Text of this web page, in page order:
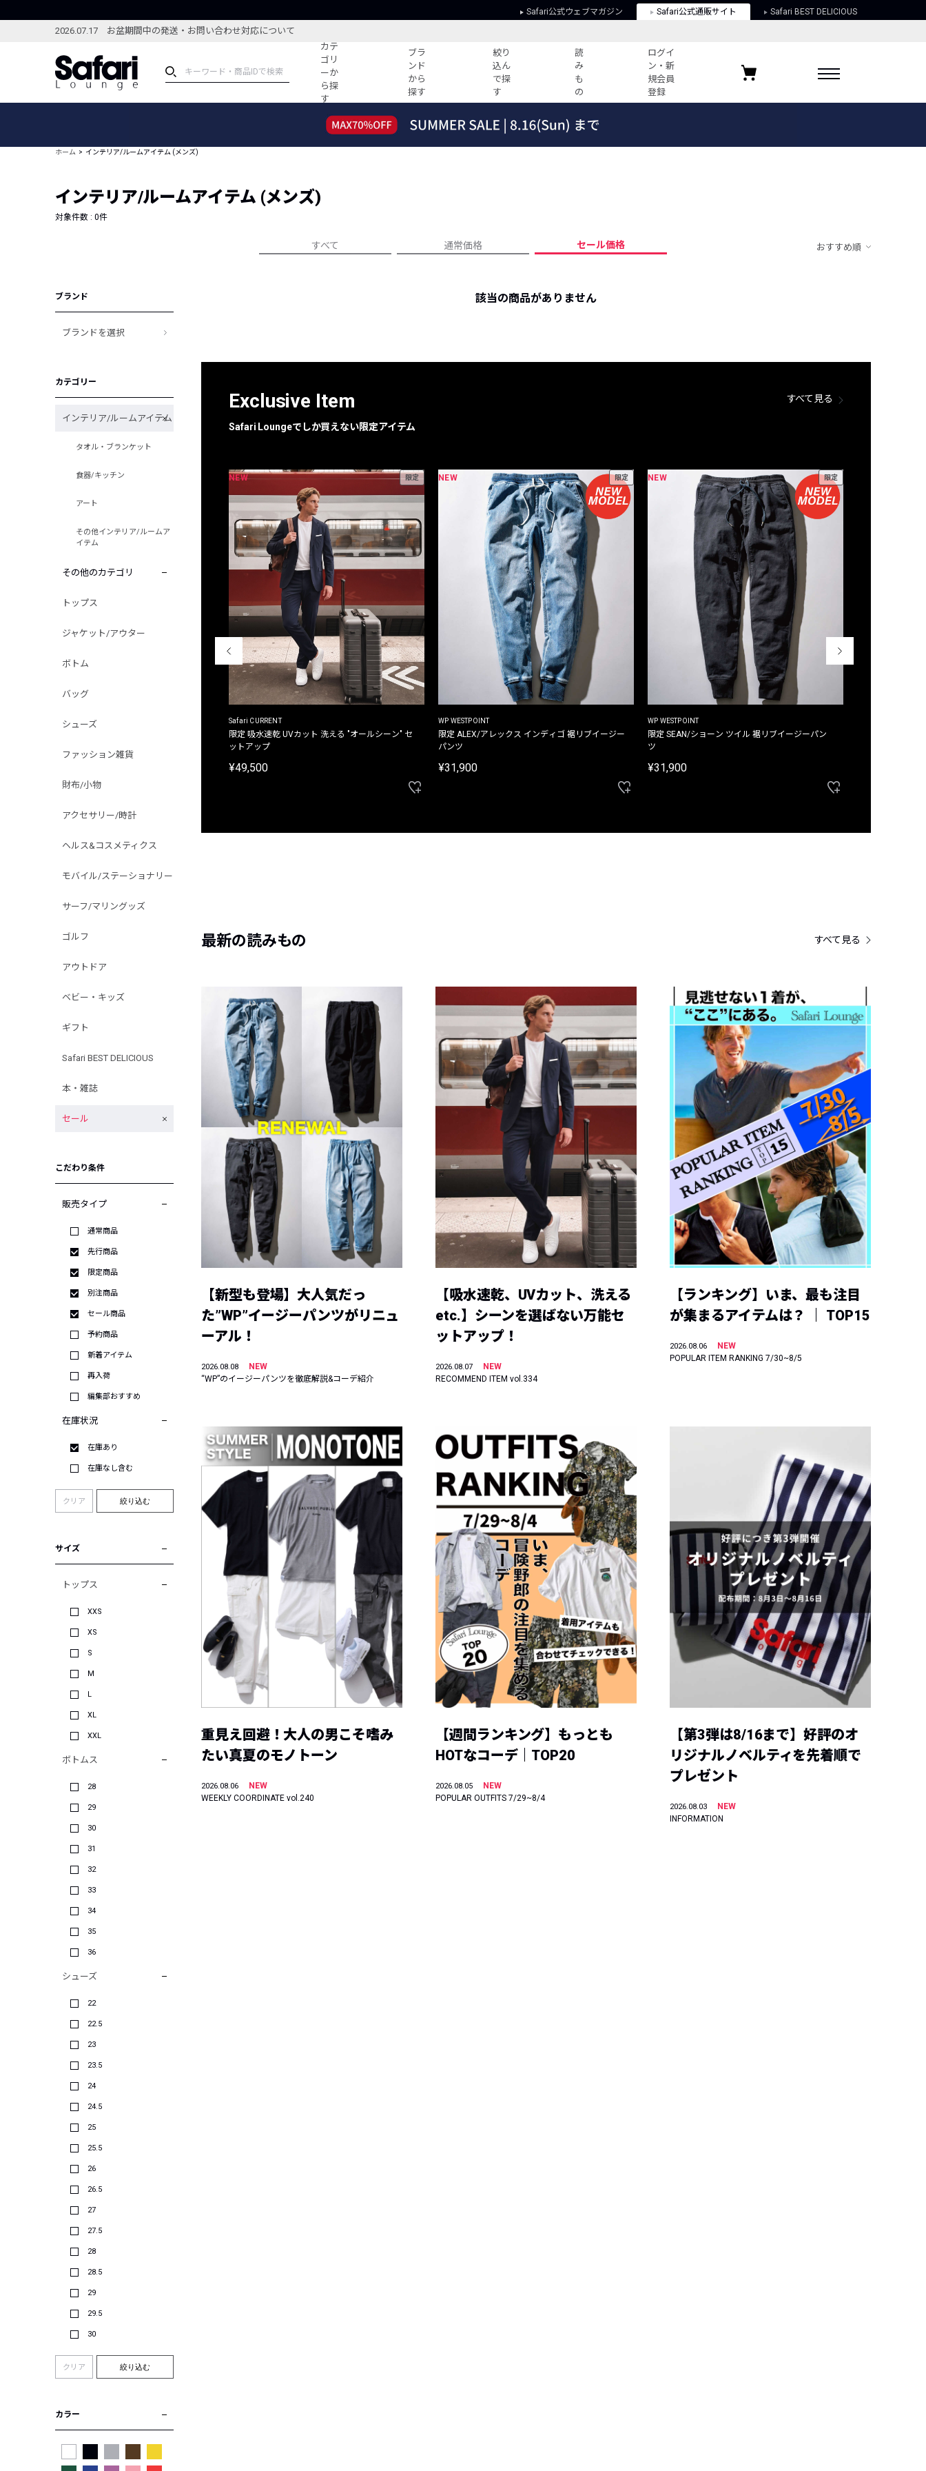
Safari公式ウェブマガジン Safari公式通販サイト Safari BEST DELICIOUS
2026.07.17 お盆期間中の発送・お問い合わせ対応について
カテ
ゴリ
ーか
ら探
す
ブラ
ンド
から
探す
絞り
込ん
で探
す
読
み
も
の
ログイ
ン・新
規会員
登録
ブランドから探す
新着アイテム
編集部のおすすめアイテム
コーディネート
すべての記事
人気記事ランキング
フォーカスブランド
プライバシーポリシー
お気に入りブランド
ホーム インテリア/ルームアイテム (メンズ)
インテリア/ルームアイテム (メンズ)
対象件数 : 0件
すべて 通常価格 セール価格 おすすめ順
ブランド
ブランドを選択
カテゴリー
インテリア/ルームアイテム
タオル・ブランケット
食器/キッチン
アート
その他インテリア/ルームア
イテム
その他のカテゴリ
トップス
ジャケット/アウター
ボトム
バッグ
シューズ
ファッション雑貨
財布/小物
アクセサリー/時計
ヘルス&コスメティクス
モバイル/ステーショナリー
サーフ/マリングッズ
ゴルフ
アウトドア
ベビー・キッズ
ギフト
Safari BEST DELICIOUS
本・雑誌
セール
こだわり条件
販売タイプ
通常商品
先行商品
限定商品
別注商品
セール商品
予約商品
新着アイテム
再入荷
編集部おすすめ
在庫状況
在庫あり
在庫なし含む
クリア 絞り込む
サイズ
トップス
XXS
XS
S
M
L
XL
XXL
ボトムス
28
29
30
31
32
33
34
35
36
シューズ
22
22.5
23
23.5
24
24.5
25
25.5
26
26.5
27
27.5
28
28.5
29
29.5
30
クリア 絞り込む
カラー
該当の商品がありません
Exclusive Item
Safari Loungeでしか買えない限定アイテム
すべて見る
NEW 限定
Safari CURRENT
限定 吸水速乾 UVカット 洗える "オールシーン" セ
ットアップ
¥49,500
NEW 限定
WP WESTPOINT
限定 ALEX/アレックス インディゴ 裾リブイージー
パンツ
¥31,900
NEW 限定
WP WESTPOINT
限定 SEAN/ショーン ツイル 裾リブイージーパン
ツ
¥31,900
最新の読みもの すべて見る
【新型も登場】大人気だっ
た”WP”イージーパンツがリニュ
ーアル！
2026.08.08
NEW
“WP”のイージーパンツを徹底解説&コーデ紹介
【吸水速乾、UVカット、洗える
etc.】シーンを選ばない万能セ
ットアップ！
2026.08.07
NEW
RECOMMEND ITEM vol.334
【ランキング】いま、最も注目
が集まるアイテムは？ ｜ TOP15
2026.08.06
NEW
POPULAR ITEM RANKING 7/30~8/5
重見え回避！大人の男こそ嗜み
たい真夏のモノトーン
2026.08.06
NEW
WEEKLY COORDINATE vol.240
【週間ランキング】もっとも
HOTなコーデ｜TOP20
2026.08.05
NEW
POPULAR OUTFITS 7/29~8/4
【第3弾は8/16まで】好評のオ
リジナルノベルティを先着順で
プレゼント
2026.08.03
NEW
INFORMATION